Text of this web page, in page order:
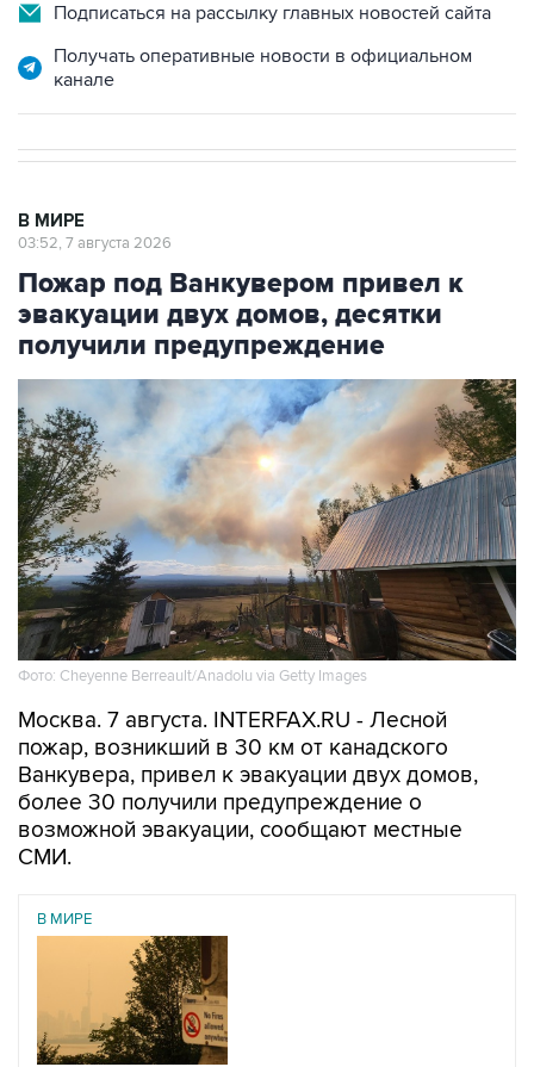
Подписаться на рассылку главных новостей сайта
Получать оперативные новости в официальном
канале
В МИРЕ
03:52, 7 августа 2026
Пожар под Ванкувером привел к
эвакуации двух домов, десятки
получили предупреждение
Фото: Cheyenne Berreault/Anadolu via Getty Images
Москва. 7 августа. INTERFAX.RU - Лесной
пожар, возникший в 30 км от канадского
Ванкувера, привел к эвакуации двух домов,
более 30 получили предупреждение о
возможной эвакуации, сообщают местные
СМИ.
В МИРЕ